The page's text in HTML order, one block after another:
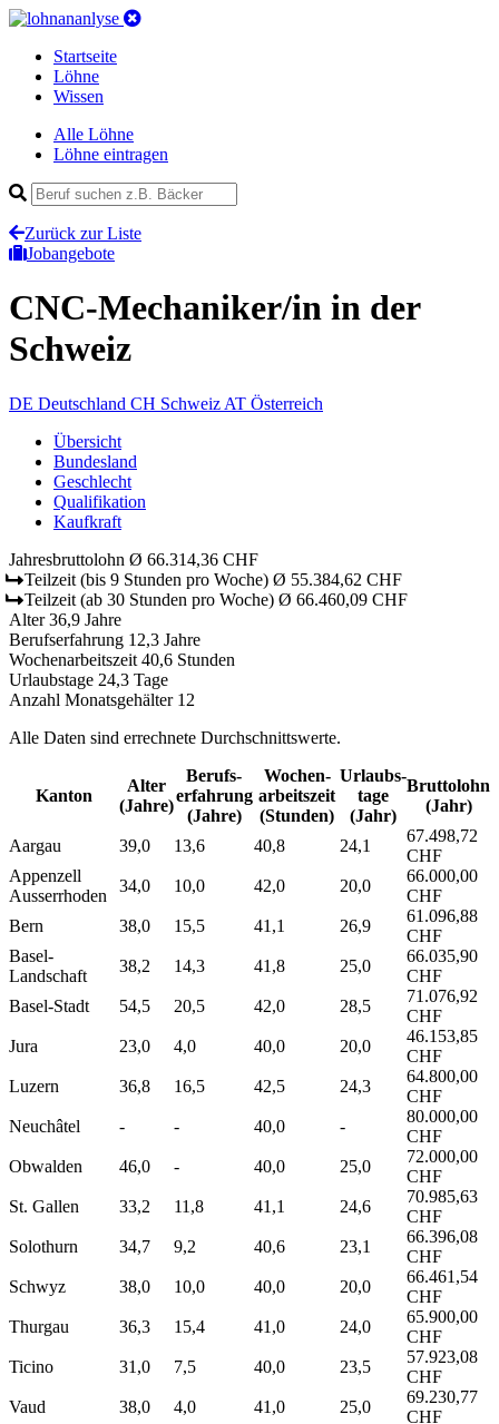
Startseite
Löhne
Wissen
Alle Löhne
Löhne eintragen
Zurück zur Liste
Jobangebote
CNC-Mechaniker/in in der
Schweiz
DE Deutschland CH Schweiz AT Österreich
Übersicht
Bundesland
Geschlecht
Qualifikation
Kaufkraft
Jahresbruttolohn Ø 66.314,36 CHF
Teilzeit (bis 9 Stunden pro Woche) Ø 55.384,62 CHF
Teilzeit (ab 30 Stunden pro Woche) Ø 66.460,09 CHF
Alter 36,9 Jahre
Berufserfahrung 12,3 Jahre
Wochenarbeitszeit 40,6 Stunden
Urlaubstage 24,3 Tage
Anzahl Monatsgehälter 12
Alle Daten sind errechnete Durchschnittswerte.
Kanton
Alter
(Jahre)
Berufs­
erfahrung
(Jahre)
Wochen­
arbeitszeit
(Stunden)
Urlaubs­
tage
(Jahr)
Bruttolohn
(Jahr)
Aargau 39,0 13,6 40,8 24,1
67.498,72
CHF
Appenzell
Ausserrhoden
34,0 10,0 42,0 20,0
66.000,00
CHF
Bern
38,0 15,5 41,1 26,9
61.096,88
CHF
Basel-
Landschaft
38,2 14,3 41,8 25,0
66.035,90
CHF
Basel-Stadt
54,5 20,5 42,0 28,5
71.076,92
CHF
Jura
23,0 4,0 40,0 20,0
46.153,85
CHF
Luzern
36,8 16,5 42,5 24,3
64.800,00
CHF
Neuchâtel
- - 40,0 -
80.000,00
CHF
Obwalden
46,0 - 40,0 25,0
72.000,00
CHF
St. Gallen
33,2 11,8 41,1 24,6
70.985,63
CHF
Solothurn
34,7 9,2 40,6 23,1
66.396,08
CHF
Schwyz
38,0 10,0 40,0 20,0
66.461,54
CHF
Thurgau
36,3 15,4 41,0 24,0
65.900,00
CHF
Ticino
31,0 7,5 40,0 23,5
57.923,08
CHF
Vaud
38,0 4,0 41,0 25,0
69.230,77
CHF